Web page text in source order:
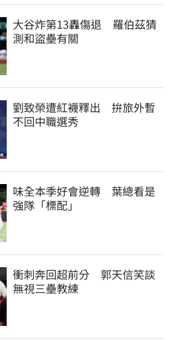
大谷炸第13轟傷退　羅伯茲猜
測和盜壘有關
劉致榮遭紅襪釋出　拚旅外暫
不回中職選秀
味全本季好會逆轉　葉總看是
強隊「標配」
衝刺奔回超前分　郭天信笑談
無視三壘教練